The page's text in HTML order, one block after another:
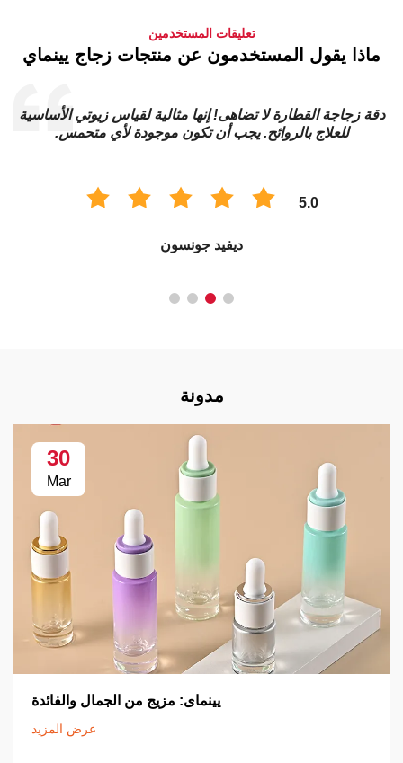
تعليقات المستخدمين
ماذا يقول المستخدمون عن منتجات زجاج يينماي
دقة زجاجة القطارة لا تضاهى! إنها مثالية لقياس زيوتي الأساسية
للعلاج بالروائح. يجب أن تكون موجودة لأي متحمس.
5.0
ديفيد جونسون
مدونة
30
Mar
يينماى: مزيج من الجمال والفائدة
عرض المزيد